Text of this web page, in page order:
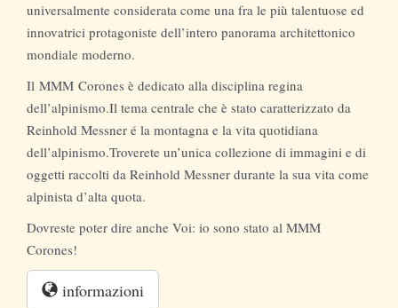
universalmente considerata come una fra le più talentuose ed
innovatrici protagoniste dell’intero panorama architettonico
mondiale moderno.
Il MMM Corones è dedicato alla disciplina regina
dell’alpinismo.Il tema centrale che è stato caratterizzato da
Reinhold Messner é la montagna e la vita quotidiana
dell’alpinismo.Troverete un’unica collezione di immagini e di
oggetti raccolti da Reinhold Messner durante la sua vita come
alpinista d’alta quota.
Dovreste poter dire anche Voi: io sono stato al MMM
Corones!
informazioni